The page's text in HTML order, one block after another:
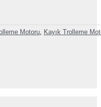
Motoru, Kayık Trolleme